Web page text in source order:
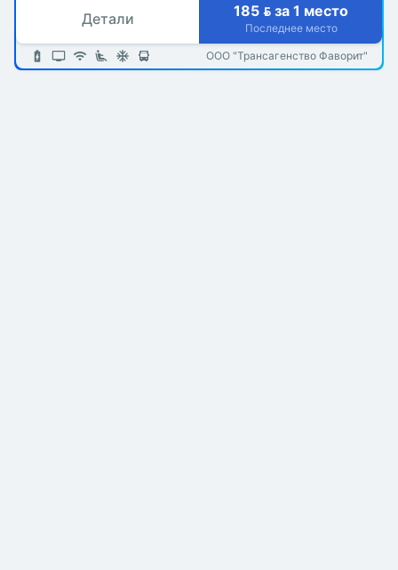
Детали 185  за 1 место
Последнее место
ООО "Трансагенство Фаворит"